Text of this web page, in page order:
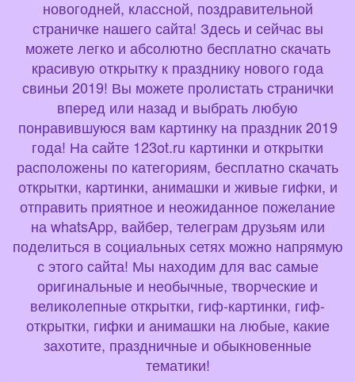
новогодней, классной, поздравительной
страничке нашего сайта! Здесь и сейчас вы
можете легко и абсолютно бесплатно скачать
красивую открытку к празднику нового года
свиньи 2019! Вы можете пролистать странички
вперед или назад и выбрать любую
понравившуюся вам картинку на праздник 2019
года! На сайте 123ot.ru картинки и открытки
расположены по категориям, бесплатно скачать
открытки, картинки, анимашки и живые гифки, и
отправить приятное и неожиданное пожелание
на whatsApp, вайбер, телеграм друзьям или
поделиться в социальных сетях можно напрямую
с этого сайта! Мы находим для вас самые
оригинальные и необычные, творческие и
великолепные открытки, гиф-картинки, гиф-
открытки, гифки и анимашки на любые, какие
захотите, праздничные и обыкновенные
тематики!